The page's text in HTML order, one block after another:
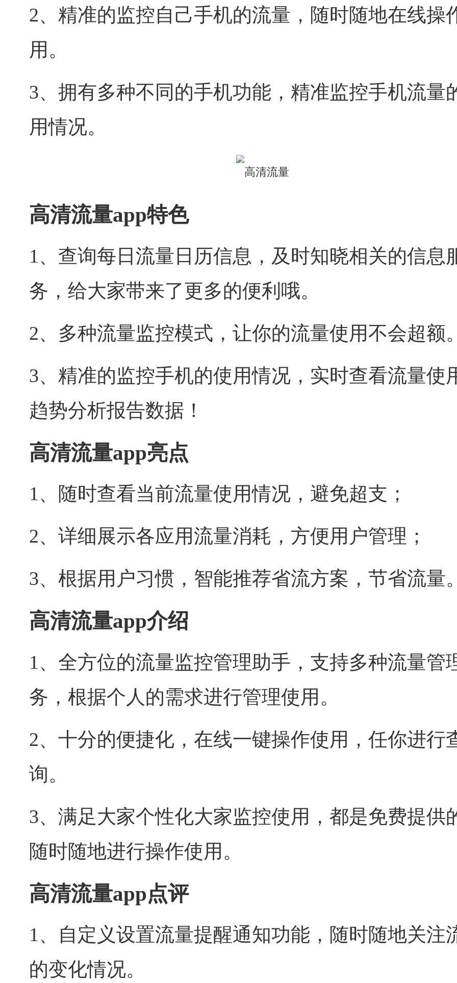
2、精准的监控自己手机的流量，随时随地在线操
用。
3、拥有多种不同的手机功能，精准监控手机流量
用情况。
高清流量app特色
1、查询每日流量日历信息，及时知晓相关的信息
务，给大家带来了更多的便利哦。
2、多种流量监控模式，让你的流量使用不会超额
3、精准的监控手机的使用情况，实时查看流量使
趋势分析报告数据！
高清流量app亮点
1、随时查看当前流量使用情况，避免超支；
2、详细展示各应用流量消耗，方便用户管理；
3、根据用户习惯，智能推荐省流方案，节省流量
高清流量app介绍
1、全方位的流量监控管理助手，支持多种流量管
务，根据个人的需求进行管理使用。
2、十分的便捷化，在线一键操作使用，任你进行
询。
3、满足大家个性化大家监控使用，都是免费提供
随时随地进行操作使用。
高清流量app点评
1、自定义设置流量提醒通知功能，随时随地关注
的变化情况。